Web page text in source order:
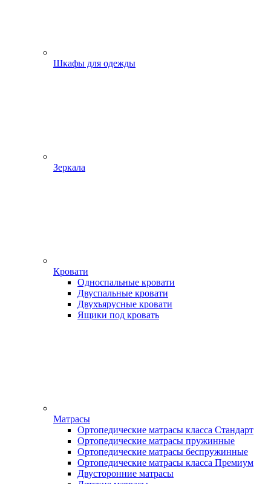
Шкафы для одежды
Зеркала
Кровати
Односпальные кровати
Двуспальные кровати
Двухъярусные кровати
Ящики под кровать
Матрасы
Ортопедические матрасы класса Стандарт
Ортопедические матрасы пружинные
Ортопедические матрасы беспружинные
Ортопедические матрасы класса Премиум
Двусторонние матрасы